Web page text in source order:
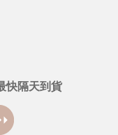
快隔天到貨